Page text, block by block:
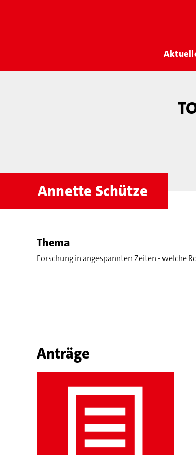
Annette Schütze
Thema
Forschung in angespannten Zeiten - welche
Anträge